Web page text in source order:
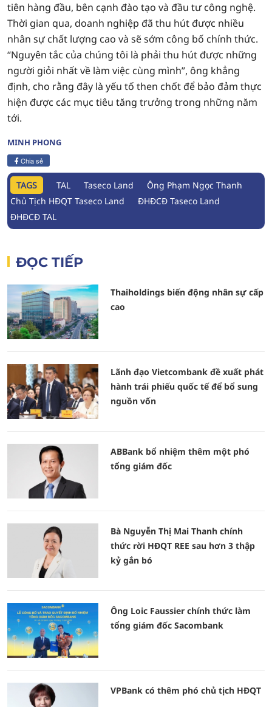
tiên hàng đầu, bên cạnh đào tạo và đầu tư công nghệ.
Thời gian qua, doanh nghiệp đã thu hút được nhiều
nhân sự chất lượng cao và sẽ sớm công bố chính thức.
“Nguyên tắc của chúng tôi là phải thu hút được những
người giỏi nhất về làm việc cùng mình”, ông khẳng
định, cho rằng đây là yếu tố then chốt để bảo đảm thực
hiện được các mục tiêu tăng trưởng trong những năm
tới.
MINH PHONG
Chia sẻ
TAGS TAL Taseco Land
Ông Phạm Ngọc Thanh
Chủ Tịch HĐQT Taseco Land
ĐHĐCĐ Taseco Land
ĐHĐCĐ TAL
ĐỌC TIẾP
Thaiholdings biến động nhân sự cấp
cao
Lãnh đạo Vietcombank đề xuất phát
hành trái phiếu quốc tế để bổ sung
nguồn vốn
ABBank bổ nhiệm thêm một phó
tổng giám đốc
Bà Nguyễn Thị Mai Thanh chính
thức rời HĐQT REE sau hơn 3 thập
kỷ gắn bó
Ông Loic Faussier chính thức làm
tổng giám đốc Sacombank
VPBank có thêm phó chủ tịch HĐQT